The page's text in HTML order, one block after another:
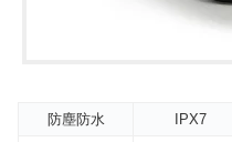
防塵防水 IPX7